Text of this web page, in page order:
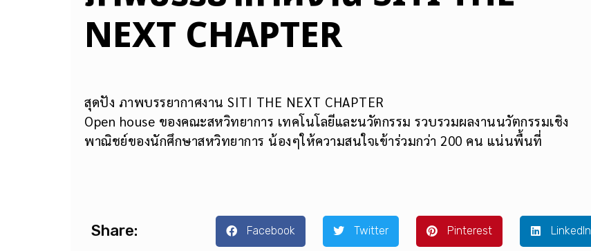
NEXT CHAPTER
สุดปัง ภาพบรรยากาศงาน SITI THE NEXT CHAPTER
Open house ของคณะสหวิทยาการ เทคโนโลยีและนวัตกรรม รวบรวมผลงานนวัตกรรมเชิง
พาณิชย์ของนักศึกษาสหวิทยาการ น้องๆให้ความสนใจเข้าร่วมกว่า 200 คน แน่นพื้นที่
Share: Facebook Twitter Pinterest LinkedIn